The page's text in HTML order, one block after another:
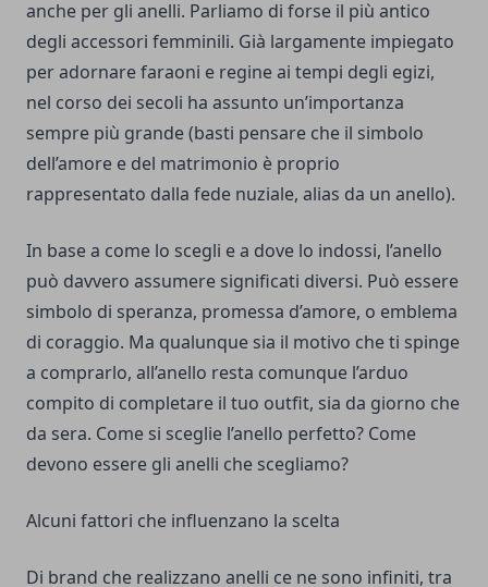
anche per gli anelli. Parliamo di forse il più antico
degli accessori femminili. Già largamente impiegato
per adornare faraoni e regine ai tempi degli egizi,
nel corso dei secoli ha assunto un’importanza
sempre più grande (basti pensare che il simbolo
dell’amore e del matrimonio è proprio
rappresentato dalla fede nuziale, alias da un anello).
In base a come lo scegli e a dove lo indossi, l’anello
può davvero assumere significati diversi. Può essere
simbolo di speranza, promessa d’amore, o emblema
di coraggio. Ma qualunque sia il motivo che ti spinge
a comprarlo, all’anello resta comunque l’arduo
compito di completare il tuo outfit, sia da giorno che
da sera. Come si sceglie l’anello perfetto? Come
devono essere gli anelli che scegliamo?
Alcuni fattori che influenzano la scelta
Di brand che realizzano anelli ce ne sono infiniti, tra